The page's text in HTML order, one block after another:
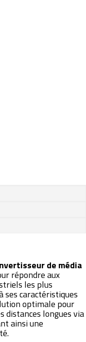
de média
répondre aux
les plus
ses caractéristiques
optimale pour
distances longues via
ainsi une